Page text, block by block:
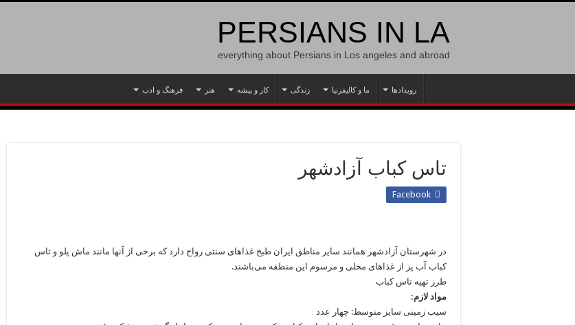
PERSIANS IN LA
everything about Persians in Los angeles and abroad
رویدادها ما و کالیفرنیا زندگی کار و پیشه هنر فرهنگ و ادب
تاس کباب آزادشهر
Facebook
در شهرستان آزادشهر همانند سایر مناطق ایران طبخ غذاهای سنتی رواج دارد که برخی از آنها مانند ماش پلو و تاس
کباب آب پز از غذاهای محلی و مرسوم این منطقه می‌باشند.
طرز تهیه تاس کباب
مواد لازم:
سیب زمینی سایز متوسط: چهار عدد